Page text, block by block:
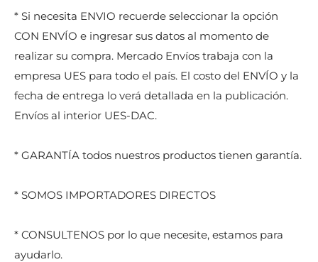
* Si necesita ENVIO recuerde seleccionar la opción
CON ENVÍO e ingresar sus datos al momento de
realizar su compra. Mercado Envíos trabaja con la
empresa UES para todo el país. El costo del ENVÍO y la
fecha de entrega lo verá detallada en la publicación.
Envíos al interior UES-DAC.
* GARANTÍA todos nuestros productos tienen garantía.
* SOMOS IMPORTADORES DIRECTOS
* CONSULTENOS por lo que necesite, estamos para
ayudarlo.